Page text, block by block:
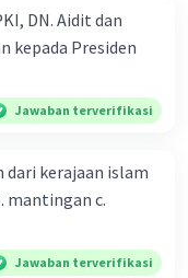
DN. Aidit dan
kepada Presiden
Jawaban terverifikasi
kerajaan islam
Jawaban terverifikasi